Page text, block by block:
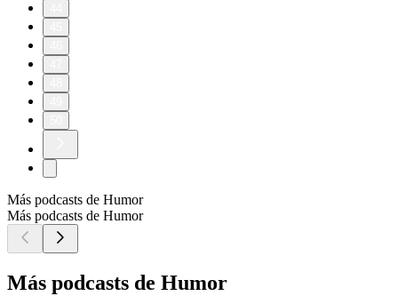
Más podcasts de Humor
Más podcasts de Humor
Más podcasts de Humor